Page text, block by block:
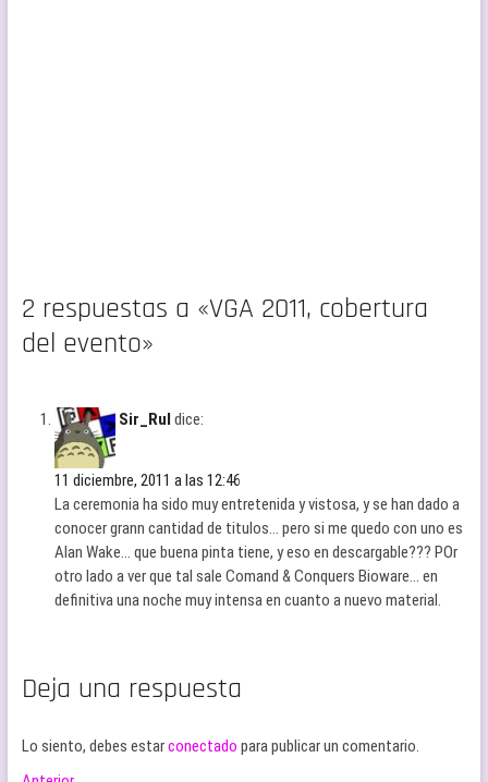
2 respuestas a «VGA 2011, cobertura
del evento»
Sir_Rul dice:
11 diciembre, 2011 a las 12:46
La ceremonia ha sido muy entretenida y vistosa, y se han dado a
conocer grann cantidad de titulos… pero si me quedo con uno es
Alan Wake… que buena pinta tiene, y eso en descargable??? POr
otro lado a ver que tal sale Comand & Conquers Bioware… en
definitiva una noche muy intensa en cuanto a nuevo material.
Deja una respuesta
Lo siento, debes estarconectado para publicar un comentario.